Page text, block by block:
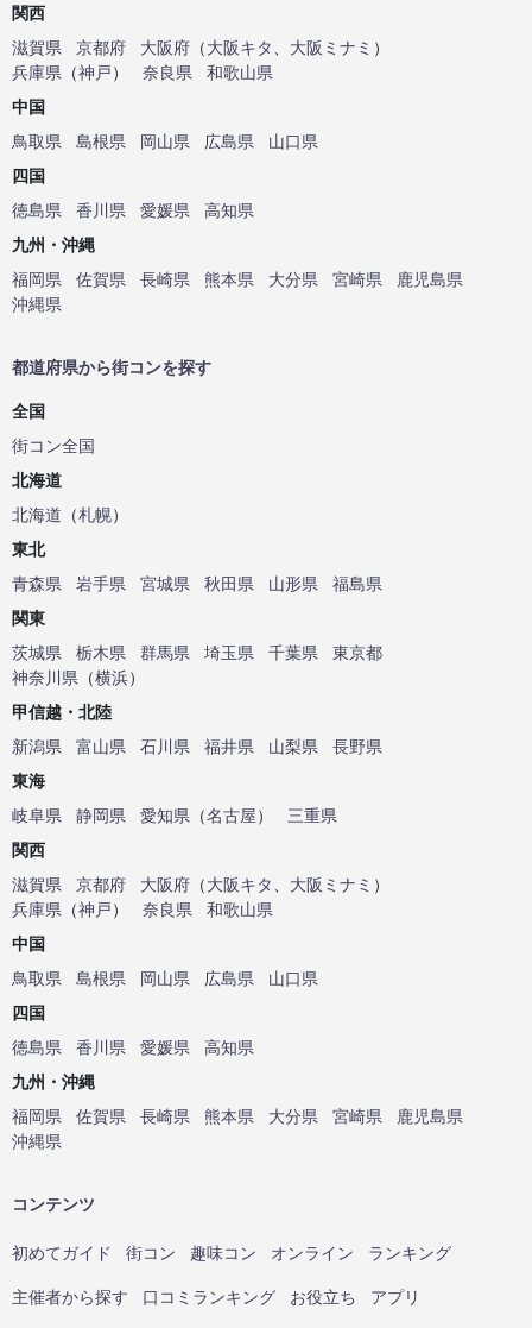
関西
滋賀県
京都府 大阪府 （大阪キタ 大阪ミナミ ）
兵庫県 （神戸） 奈良県
和歌山県
中国
鳥取県
島根県 岡山県 広島県
山口県
四国
徳島県
香川県 愛媛県
高知県
九州・沖縄
福岡県
佐賀県 長崎県 熊本県 大分県 宮崎県
鹿児島県
沖縄県
都道府県から街コンを探す
全国
街コン全国
北海道
北海道 （札幌）
東北
青森県
岩手県 宮城県 秋田県 山形県
福島県
関東
茨城県
栃木県 群馬県 埼玉県 千葉県
東京都
神奈川県 （横浜）
甲信越・北陸
新潟県
富山県 石川県 福井県 山梨県
長野県
東海
岐阜県
静岡県 愛知県 （名古屋）
三重県
関西
滋賀県
京都府 大阪府 （大阪キタ 大阪ミナミ ）
兵庫県 （神戸） 奈良県
和歌山県
中国
鳥取県
島根県 岡山県 広島県
山口県
四国
徳島県
香川県 愛媛県
高知県
九州・沖縄
福岡県
佐賀県 長崎県 熊本県 大分県 宮崎県
鹿児島県
沖縄県
コンテンツ
初めてガイド 街コン 趣味コン オンライン ランキング
主催者から探す 口コミランキング お役立ち アプリ